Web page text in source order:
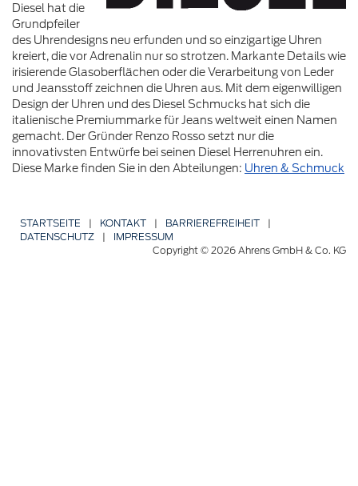
Diesel hat die
Grundpfeiler
des Uhrendesigns neu erfunden und so einzigartige Uhren
kreiert, die vor Adrenalin nur so strotzen. Markante Details wie
irisierende Glasoberflächen oder die Verarbeitung von Leder
und Jeansstoff zeichnen die Uhren aus. Mit dem eigenwilligen
Design der Uhren und des Diesel Schmucks hat sich die
italienische Premiummarke für Jeans weltweit einen Namen
gemacht. Der Gründer Renzo Rosso setzt nur die
innovativsten Entwürfe bei seinen Diesel Herrenuhren ein.
Diese Marke finden Sie in den Abteilungen: Uhren & Schmuck
STARTSEITE | KONTAKT | BARRIERE­FREIHEIT
|
DATENSCHUTZ
|
IMPRESSUM
Copyright © 2026 Ahrens GmbH & Co. KG